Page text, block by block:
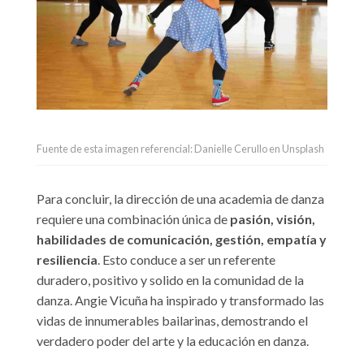
Fuente de esta imagen referencial: Danielle Cerullo en Unsplash
Para concluir, la dirección de una academia de danza
requiere una combinación única de pasión, visión,
habilidades de comunicación, gestión, empatía y
resiliencia. Esto conduce a ser un referente
duradero, positivo y solido en la comunidad de la
danza. Angie Vicuña ha inspirado y transformado las
vidas de innumerables bailarinas, demostrando el
verdadero poder del arte y la educación en danza.